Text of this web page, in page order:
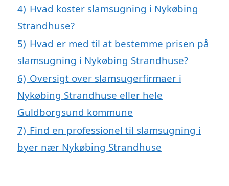
4) Hvad koster slamsugning i Nykøbing
Strandhuse?
5) Hvad er med til at bestemme prisen på
slamsugning i Nykøbing Strandhuse?
6) Oversigt over slamsugerfirmaer i
Nykøbing Strandhuse eller hele
Guldborgsund kommune
7) Find en professionel til slamsugning i
byer nær Nykøbing Strandhuse